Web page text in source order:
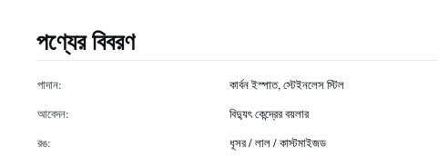
পণ্যের বিবরণ
পাদান: কার্বন ইস্পাত, স্টেইনলেস স্টিল
আবেদন:
বিদ্যুৎ কেন্দ্রের বয়লার
রঙ:
ধূসর / লাল / কাস্টমাইজড